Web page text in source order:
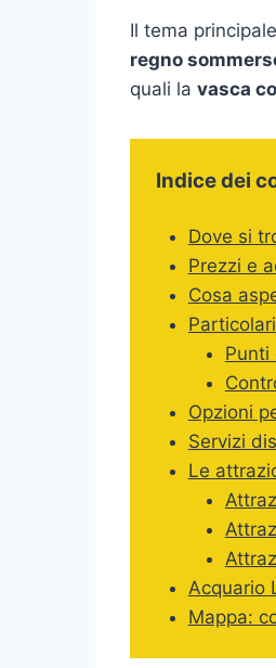
Il tema
regno
quali la vasca
Indice dei
Dove si
Prezzi e
Cosa
Punti
Opzioni
Servizi
Le
Acquario
Mappa: